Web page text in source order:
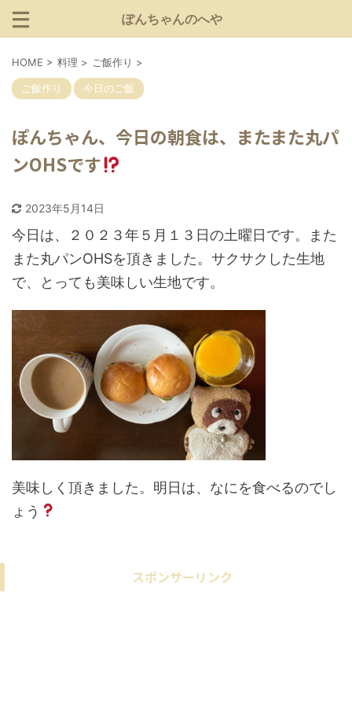
ぽんちゃんのへや
HOME > 料理 > ご飯作り >
ご飯作り 今日のご飯
ぽんちゃん、今日の朝食は、またまた丸パ
ンOHSです
2023年5月14日
今日は、２０２３年５月１３日の土曜日です。また
また丸パンOHSを頂きました。サクサクした生地
で、とっても美味しい生地です。
美味しく頂きました。明日は、なにを食べるのでし
ょう
スポンサーリンク